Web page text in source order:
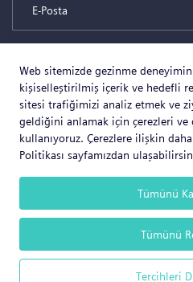
Web sitemizde gezinme
kişiselleştirilmiş içerik ve hedefli
sitesi trafiğimizi analiz etmek ve
geldiğini anlamak için çerezleri
kullanıyoruz. Çerezlere ilişkin
Politikası sayfamızdan
Tümünü
Tümünü
Tercihleri
Copyright © 2026 SOLD
GAYRİMENKUL İNŞAAT
Web Business® e-ticaret